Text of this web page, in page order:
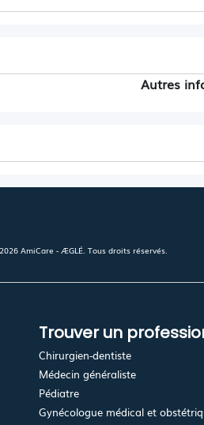
Autres
AmiCare - ÆGLÉ. Tous droits réservés.
Trouver un
Chirurgien-dentiste
Médecin généraliste
Pédiatre
Gynécologue médical et